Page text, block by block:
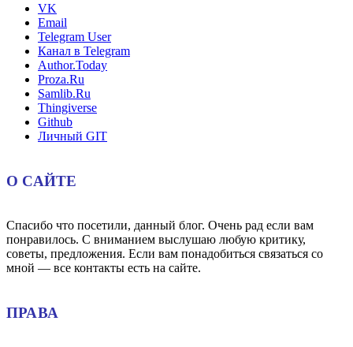
VK
Email
Telegram User
Канал в Telegram
Author.Today
Proza.Ru
Samlib.Ru
Thingiverse
Github
Личный GIT
О САЙТЕ
Спасибо что посетили, данный блог. Очень рад если вам
понравилось. С вниманием выслушаю любую критику,
советы, предложения. Если вам понадобиться связаться со
мной — все контакты есть на сайте.
ПРАВА